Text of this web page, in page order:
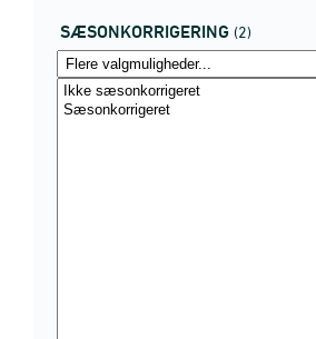
SÆSONKORRIGERING (2)